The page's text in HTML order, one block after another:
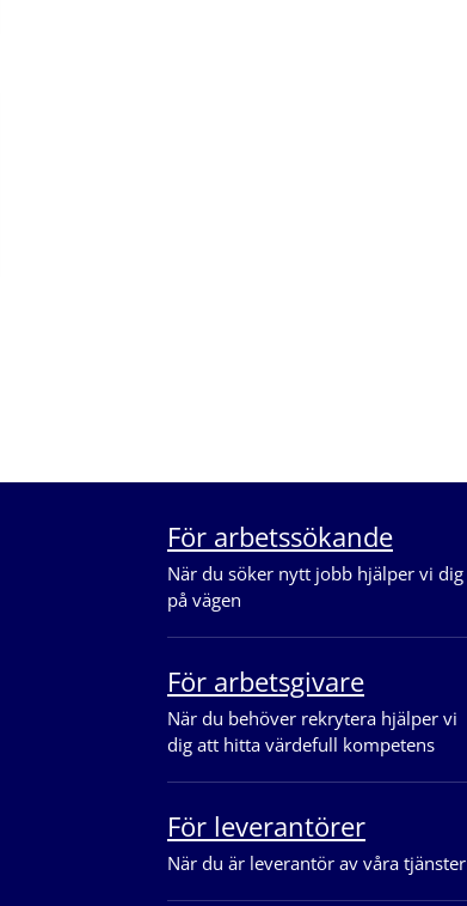
För arbetssökande
När du söker nytt jobb hjälper vi dig
på vägen
För arbetsgivare
När du behöver rekrytera hjälper vi
dig att hitta värdefull kompetens
För leverantörer
När du är leverantör av våra tjänster